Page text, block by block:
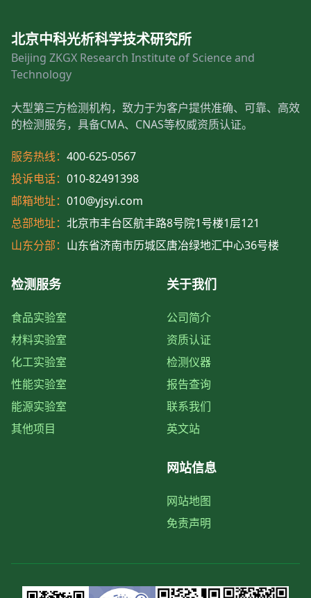
北京中科光析科学技术研究所
Beijing ZKGX Research Institute of Science and
Technology
大型第三方检测机构，致力于为客户提供准确、可靠、高效
的检测服务，具备CMA、CNAS等权威资质认证。
服务热线： 400-625-0567
投诉电话： 010-82491398
邮箱地址： 010@yjsyi.com
总部地址： 北京市丰台区航丰路8号院1号楼1层121
山东分部： 山东省济南市历城区唐冶绿地汇中心36号楼
检测服务
食品实验室
材料实验室
化工实验室
性能实验室
能源实验室
其他项目
关于我们
公司简介
资质认证
检测仪器
报告查询
联系我们
英文站
网站信息
网站地图
免责声明